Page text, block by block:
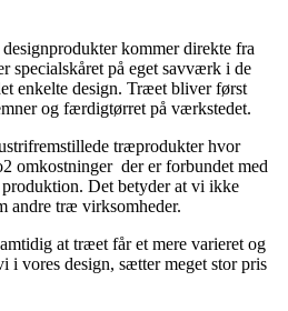
kommer direkte fra
specialskåret på eget savværk i de
enkelte design. Træet bliver først
og færdigtørret på værkstedet.
træprodukter hvor
omkostninger der er forbundet med
Det betyder at vi ikke
andre træ virksomheder.
at træet får et mere varieret og
i vores design, sætter meget stor pris